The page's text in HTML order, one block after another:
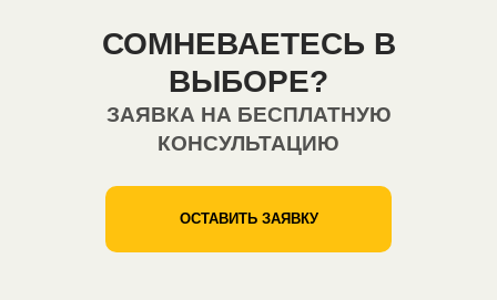
СОМНЕВАЕТЕСЬ В
ВЫБОРЕ?
ЗАЯВКА НА БЕСПЛАТНУЮ
КОНСУЛЬТАЦИЮ
ОСТАВИТЬ ЗАЯВКУ